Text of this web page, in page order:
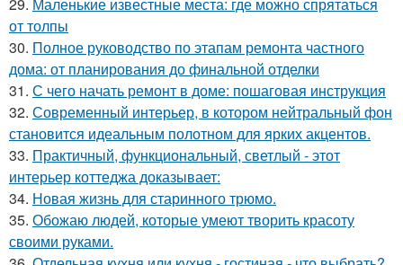
29. Маленькие известные места: где можно спрятаться
от толпы
30. Полное руководство по этапам ремонта частного
дома: от планирования до финальной отделки
31. С чего начать ремонт в доме: пошаговая инструкция
32. Современный интерьер, в котором нейтральный фон
становится идеальным полотном для ярких акцентов.
33. Практичный, функциональный, светлый - этот
интерьер коттеджа доказывает:
34. Новая жизнь для старинного трюмо.
35. Обожаю людей, которые умеют творить красоту
своими руками.